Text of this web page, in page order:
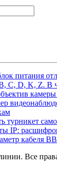
питания
C, D, K, Z. В
турникет
IP:
кабеля
Все